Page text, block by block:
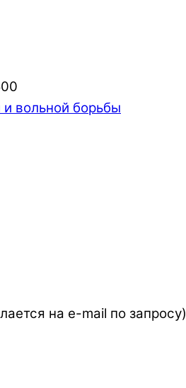
вольной борьбы
на e-mail по запросу)